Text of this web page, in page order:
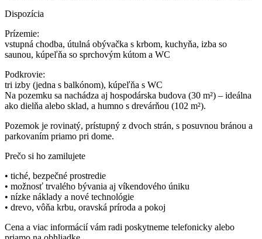
Dispozícia
Prízemie:
vstupná chodba, útulná obývačka s krbom, kuchyňa, izba so
saunou, kúpeľňa so sprchovým kútom a WC
Podkrovie:
tri izby (jedna s balkónom), kúpeľňa s WC
Na pozemku sa nachádza aj hospodárska budova (30 m²) – ideálna
ako dielňa alebo sklad, a humno s drevárňou (102 m²).
Pozemok je rovinatý, prístupný z dvoch strán, s posuvnou bránou a
parkovaním priamo pri dome.
Prečo si ho zamilujete
• tiché, bezpečné prostredie
• možnosť trvalého bývania aj víkendového úniku
• nízke náklady a nové technológie
• drevo, vôňa krbu, oravská príroda a pokoj
Cena a viac informácií vám radi poskytneme telefonicky alebo